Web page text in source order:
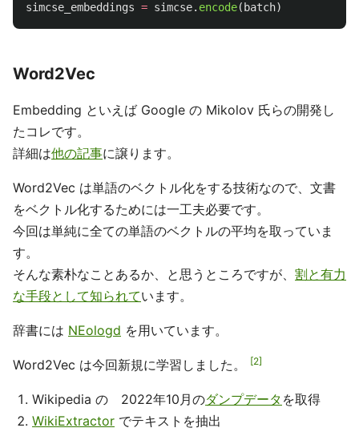
simcse_embeddings = simcse. encode( batch)
Word2Vec
Embedding といえば Google の Mikolov 氏らの開発し
たコレです。
詳細は他の記事に譲ります。
Word2Vec は単語のベクトル化をする技術なので、文書
をベクトル化するためには一工夫必要です。
今回は単純に全ての単語のベクトルの平均を取っていま
す。
そんな素朴なことあるか、と思うところですが、 割と有力
な手段として知られています。
辞書には NEologd を用いています。
Word2Vec は今回新規に学習しました。 2
Wikipedia の 2022年10月のダンプデータ を取得
WikiExtractor でテキストを抽出